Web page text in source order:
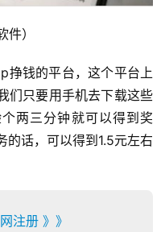
件）
挣钱的平台，这个平台上
们只要用手机去下载这些
两三分钟就可以得到奖
话，可以得到1.5元左右
注册 》》